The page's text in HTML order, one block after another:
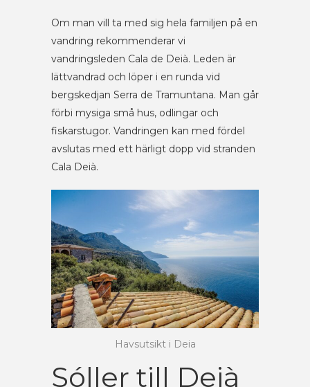
Om man vill ta med sig hela familjen på en
vandring rekommenderar vi
vandringsleden Cala de Deià. Leden är
lättvandrad och löper i en runda vid
bergskedjan Serra de Tramuntana. Man går
förbi mysiga små hus, odlingar och
fiskarstugor. Vandringen kan med fördel
avslutas med ett härligt dopp vid stranden
Cala Deià.
Havsutsikt i Deia
Sóller till Deià